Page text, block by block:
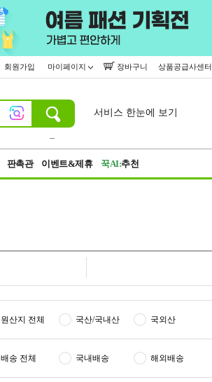
회원가입 마이페이지 장바구니 상품공급사센터
서비스 한눈에 보기
판촉관 이벤트&제휴 꾹AI:추천
원산지 전체 국산/국내산 국외산
배송 전체 국내배송 해외배송